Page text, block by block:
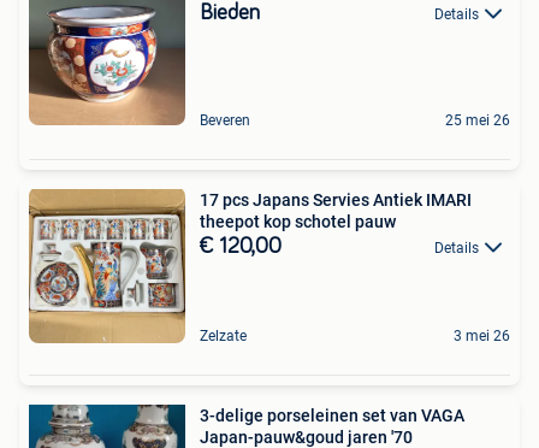
Bieden Details
Beveren 25 mei 26
17 pcs Japans Servies Antiek IMARI
theepot kop schotel pauw
€ 120,00 Details
Zelzate 3 mei 26
3-delige porseleinen set van VAGA
Japan-pauw&goud jaren '70